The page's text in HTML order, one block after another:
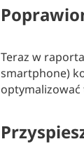
Teraz w
smartphone)